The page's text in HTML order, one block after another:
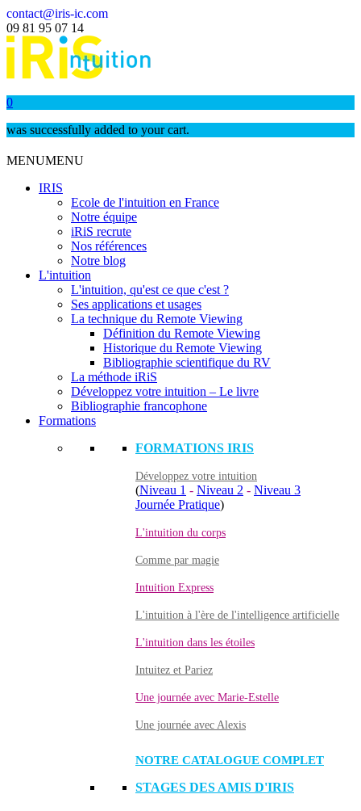
contact@iris-ic.com
09 81 95 07 14
0
was successfully added to your cart.
MENUMENU
IRIS
Ecole de l'intuition en France
Notre équipe
iRiS recrute
Nos références
Notre blog
L'intuition
L'intuition, qu'est ce que c'est ?
Ses applications et usages
La technique du Remote Viewing
Définition du Remote Viewing
Historique du Remote Viewing
Bibliographie scientifique du RV
La méthode iRiS
Développez votre intuition – Le livre
Bibliographie francophone
Formations
FORMATIONS IRIS
Développez votre intuition
(Niveau 1 - Niveau 2 - Niveau 3
Journée Pratique)
L'intuition du corps
Comme par magie
Intuition Express
L'intuition à l'ère de l'intelligence artificielle
L'intuition dans les étoiles
Intuitez et Pariez
Une journée avec Marie-Estelle
Une journée avec Alexis
NOTRE CATALOGUE COMPLET
STAGES DES AMIS D'IRIS